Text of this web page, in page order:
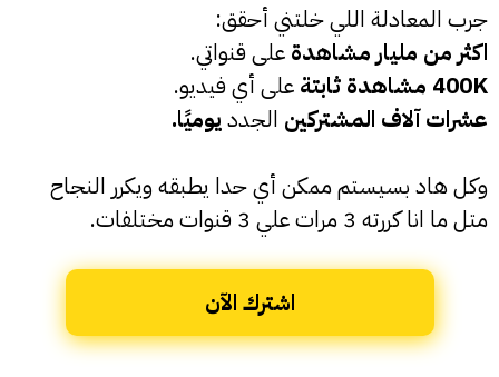
جرب المعادلة اللي خلتني أحقق:
اكثر من مليار مشاهدة على قنواتي.
400K مشاهدة ثابتة
على أي فيديو.
عشرات آلاف المشتركين الجدد يوميًا.
وكل هاد بسيستم ممكن أي حدا يطبقه ويكرر النجاح
متل ما انا كررته 3 مرات علي 3 قنوات مختلفات.
اشترك الآن